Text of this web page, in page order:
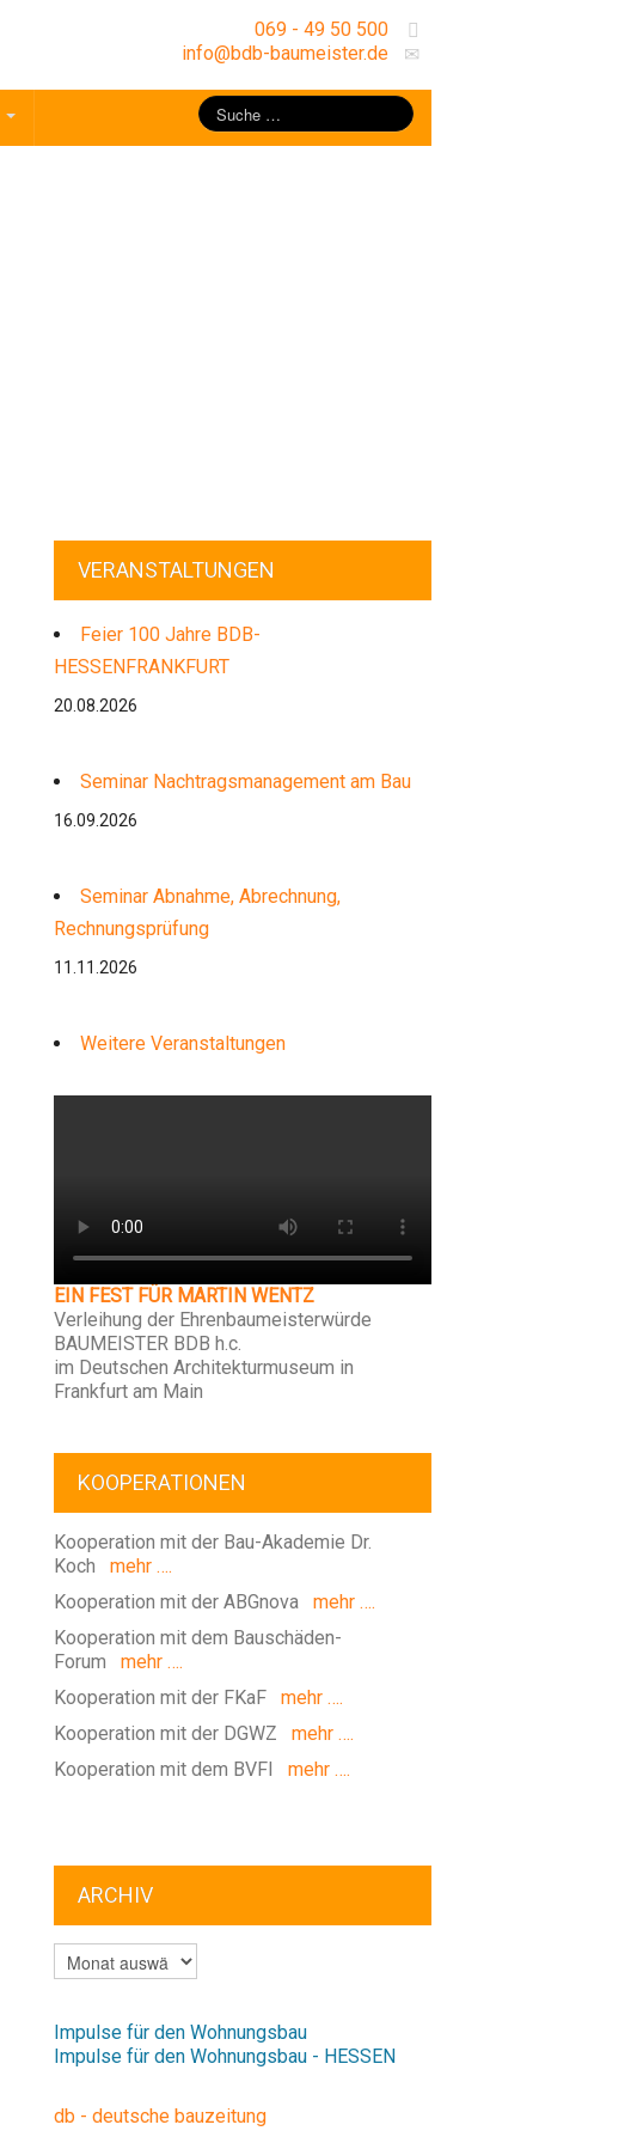
069 - 49 50 500
info@bdb-baumeister.de
VERANSTALTUNGEN
Feier 100 Jahre BDB-
HESSENFRANKFURT
20.08.2026
Seminar Nachtragsmanagement am Bau
16.09.2026
Seminar Abnahme, Abrechnung,
Rechnungsprüfung
11.11.2026
Weitere Veranstaltungen
EIN FEST FÜR MARTIN WENTZ
Verleihung der Ehrenbaumeisterwürde
BAUMEISTER BDB h.c.
im Deutschen Architekturmuseum in
Frankfurt am Main
KOOPERATIONEN
Kooperation mit der Bau-Akademie Dr.
Koch mehr ….
Kooperation mit der ABGnovamehr ….
Kooperation mit dem Bauschäden-
Forum mehr ….
Kooperation mit der FKaFmehr ….
Kooperation mit der DGWZ mehr ….
Kooperation mit dem BVFI mehr ….
ARCHIV
ARCHIV
Impulse für den Wohnungsbau
Impulse für den Wohnungsbau - HESSEN
db - deutsche bauzeitung